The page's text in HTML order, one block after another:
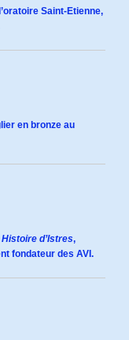
Saint-Etienne,
en bronze au
Histoire d’Istres,
fondateur des AVI.